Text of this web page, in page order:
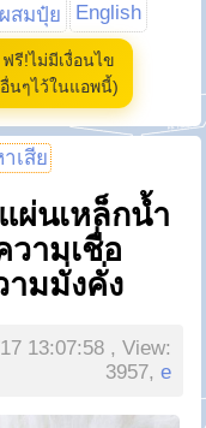
สมปุ๋ย English
รี!ไม่มีเงื่อนไข
นๆไว้ในแอพนี้)
เสีย
ผ่นเหล็กน้ำ
ามเชื่อ
มมั่งคั่ง
13:07:58 , View:
3957,e